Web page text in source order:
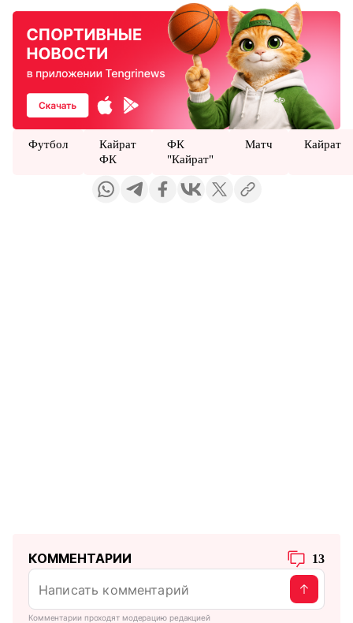
Футбол
Кайрат
ФК
ФК
"Кайрат"
Матч Кайрат
КОММЕНТАРИИ 13
Комментарии проходят модерацию редакцией